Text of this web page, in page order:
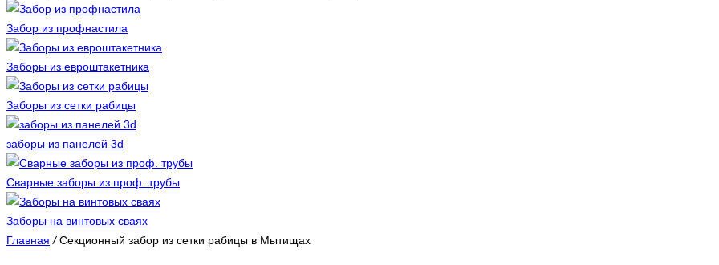
Забор из профнастила
Заборы из евроштакетника
Заборы из сетки рабицы
заборы из панелей 3d
Сварные заборы из проф. трубы
Заборы на винтовых сваях
Главная / Секционный забор из сетки рабицы в Мытищах